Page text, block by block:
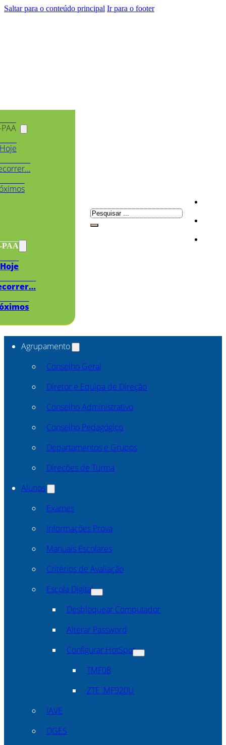
Saltar para o conteúdo principal Ir para o footer
PAA
Hoje
Pesquisar
Agrupamento
Conselho Geral
Diretor e Equipa de Direção
Conselho Administrativo
Conselho Pedagógico
Departamentos e Grupos
Direcões de Turma
Alunos
Exames
Informações Prova
Manuais Escolares
Critérios de Avaliação
Escola Digital
Desbloquear Computador
Alterar Password
Configurar HotSpot
TMF08
ZTE_MF920U
IAVE
DGES